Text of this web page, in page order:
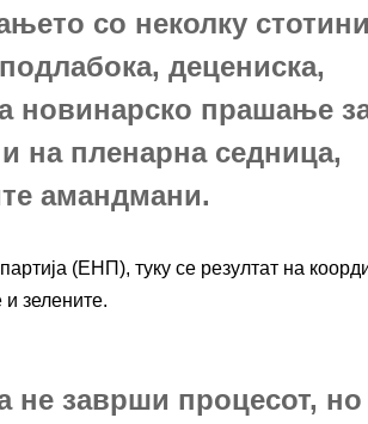
со неколку
децениска,
новинарско прашање
на пленарна седница,
амандмани.
(ЕНП), туку се резултат на
зелените.
не заврши процесот, но